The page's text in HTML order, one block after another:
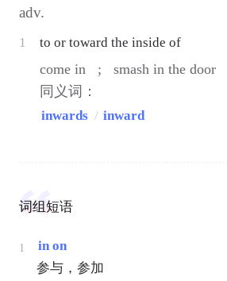
adv.
1 to or toward the inside of
come in ;
smash in the door
同义词：
inwards / inward
词组短语
1
in on
参与，参加